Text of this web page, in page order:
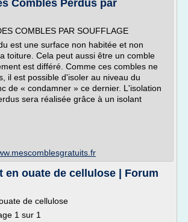
Combles Perdus par
COMBLES PAR SOUFFLAGE
est une surface non habitée et non
toiture. Cela peut aussi être un comble
est différé. Comme ces combles ne
il est possible d'isoler au niveau du
de « condamner » ce dernier. L'isolation
sera réalisée grâce à un isolant
en ouate de cellulose | Forum
de cellulose
1 sur 1